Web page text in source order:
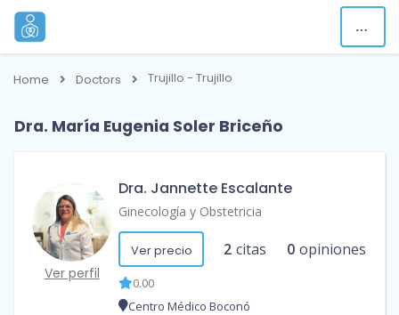
Home Doctors Trujillo - Trujillo
Dra. María Eugenia Soler Briceño
Ver perfil
Dra. Jannette Escalante
Ginecología y Obstetricia
Ver precio 2 citas 0 opiniones
0.00
Centro Médico Boconó